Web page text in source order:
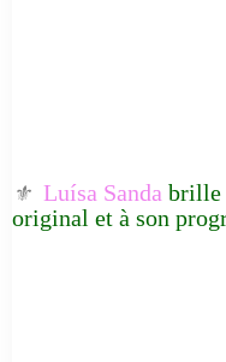
⚜️ Luísa Sanda brille
original et à son